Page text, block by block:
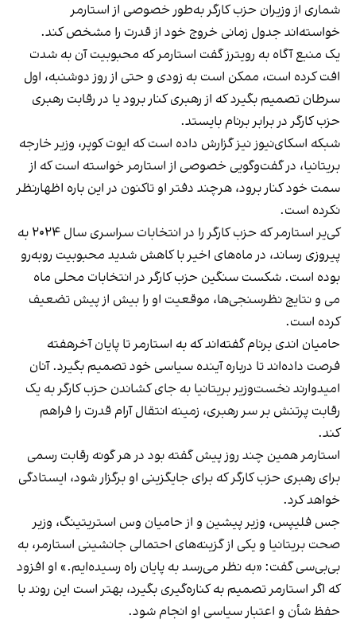
شماری از وزیران حزب کارگر به‌طور خصوصی از استارمر
خواسته‌اند جدول زمانی خروج خود از قدرت را مشخص کند.
یک منبع آگاه به رویترز گفت استارمر که محبوبیت آن به شدت
افت کرده است، ممکن است به زودی و حتی از روز دوشنبه، اول
سرطان تصمیم بگیرد که از رهبری کنار برود یا در رقابت رهبری
حزب کارگر در برابر برنام بایستد.
شبکه اسکای‌نیوز نیز گزارش داده است که ایوت کوپر، وزیر خارجه
بریتانیا، در گفت‌وگویی خصوصی از استارمر خواسته است که از
سمت خود کنار برود، هرچند دفتر او تاکنون در این باره اظهارنظر
نکرده است.
کی‌یر استارمر که حزب کارگر را در انتخابات سراسری سال ۲۰۲۴ به
پیروزی رساند، در ماه‌های اخیر با کاهش شدید محبوبیت روبه‌رو
بوده است. شکست سنگین حزب کارگر در انتخابات محلی ماه
می و نتایج نظرسنجی‌ها، موقعیت او را بیش از پیش تضعیف
کرده است.
حامیان اندی برنام گفته‌اند که به استارمر تا پایان آخرهفته
فرصت داده‌اند تا درباره آینده سیاسی خود تصمیم بگیرد. آنان
امیدوارند نخست‌وزیر بریتانیا به جای کشاندن حزب کارگر به یک
رقابت پرتنش بر سر رهبری، زمینه انتقال آرام قدرت را فراهم
کند.
استارمر همین چند روز پیش گفته بود در هر گونه رقابت رسمی
برای رهبری حزب کارگر که برای جایگزینی او برگزار شود، ایستادگی
خواهد کرد.
جس فلیپس، وزیر پیشین و از حامیان وس استریتینگ، وزیر
صحت بریتانیا و یکی از گزینه‌های احتمالی جانشینی استارمر، به
بی‌بی‌سی گفت: «به نظر می‌رسد به پایان راه رسیده‌ایم.» او افزود
که اگر استارمر تصمیم به کناره‌گیری بگیرد، بهتر است این روند با
حفظ شأن و اعتبار سیاسی او انجام شود.